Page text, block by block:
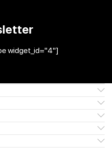
widget_id="4"]